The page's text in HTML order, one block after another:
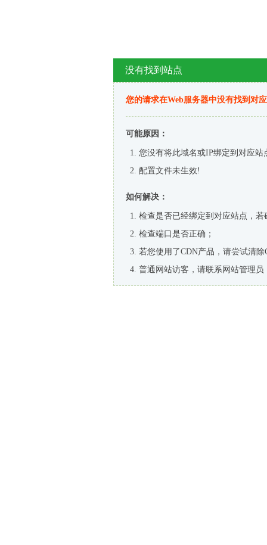
没有找到站点
您的请求在Web服务器中没有找到对
可能原因：
您没有将此域名或IP绑定到对应站
配置文件未生效!
如何解决：
检查是否已经绑定到对应站点，
检查端口是否正确；
若您使用了CDN产品，请尝试清除
普通网站访客，请联系网站管理员